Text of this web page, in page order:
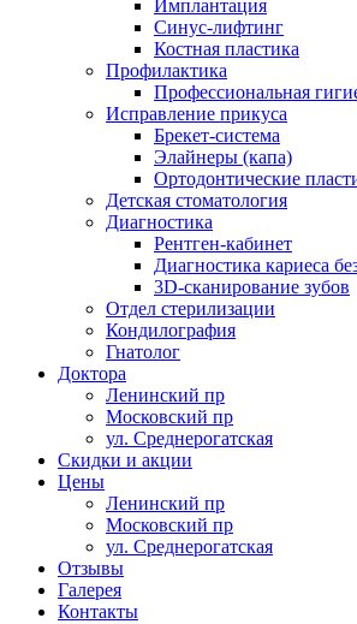
Имплантация
Синус-лифтинг
Костная пластика
Профилактика
Профессиональная
Исправление прикуса
Брекет-система
Элайнеры (капа)
Ортодонтические
Детская стоматология
Диагностика
Рентген-кабинет
Диагностика кариеса
3D-сканирование зубов
Отдел стерилизации
Кондилография
Гнатолог
Доктора
Ленинский пр
Московский пр
ул. Среднерогатская
Скидки и акции
Цены
Ленинский пр
Московский пр
ул. Среднерогатская
Отзывы
Галерея
Контакты